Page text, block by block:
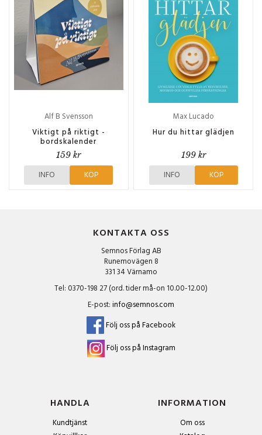
Alf B Svensson
Viktigt på riktigt -
bordskalender
159 kr
INFO KÖP
Max Lucado
Hur du hittar glädjen
199 kr
INFO KÖP
KONTAKTA OSS
Semnos Förlag AB
Runemovägen 8
331 34 Värnamo
Tel: 0370-198 27 (ord. tider må-on 10.00-12.00)
E-post:info@semnos.com
Följ oss på Facebook
Följ oss på Instagram
HANDLA
Kundtjänst
INFORMATION
Om oss